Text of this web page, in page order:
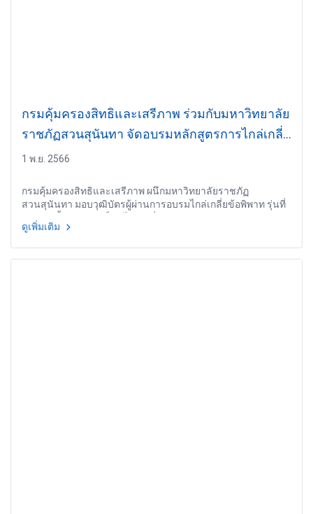
กรมคุ้มครองสิทธิและเสรีภาพ ร่วมกับมหาวิทยาลัย
ราชภัฏสวนสุนันทา จัดอบรมหลักสูตรการไกล่เกลี่ย
ข้อพิพาท รุ่นที่ 1
1 พ.ย. 2566
กรมคุ้มครองสิทธิและเสรีภาพ ผนึกมหาวิทยาลัยราชภัฏ
สวนสุนันทา มอบวุฒิบัตรผู้ผ่านการอบรมไกล่เกลี่ยข้อพิพาท รุ่นที่
ศาล
ดูเพิ่มเติม